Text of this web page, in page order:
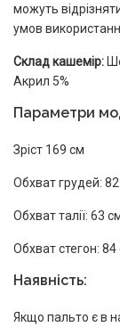
можуть
умов
Склад кашемір:
Акрил 5%
Параметри
Зріст 169 см
Обхват грудей:
Обхват талії: 63
Обхват стегон: 84
Наявність:
Якщо пальто є в